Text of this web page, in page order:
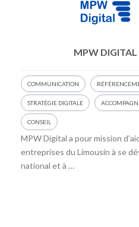
MPW DIGITAL
COMMUNICATION
STRATÉGIE DIGITALE
CONSEIL
MPW Digital a pour mission
entreprises du Limousin à se
national et à …